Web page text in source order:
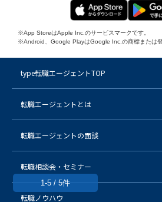
1-5 / 5件
※App StoreはApple Inc.のサービスマークです。
※Android、Google PlayはGoogle Inc.の商標または登
type転職エージェントTOP
転職エージェントとは
転職エージェントの面談
転職相談会・セミナー
転職ノウハウ